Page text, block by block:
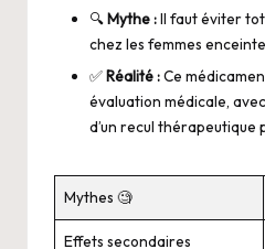
🔍 Mythe :Il faut éviter
chez les femmes
✅Réalité :Ce
évaluation médicale,
d’un recul thérapeutique
Mythes 🧐
Effets secondaires